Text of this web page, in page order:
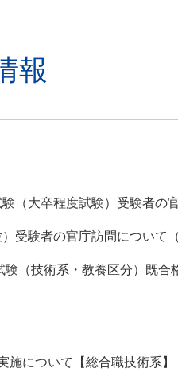
報
（大卒程度試験）受験者の
験者の官庁訪問について
（技術系・教養区分）既合
について【総合職技術系】